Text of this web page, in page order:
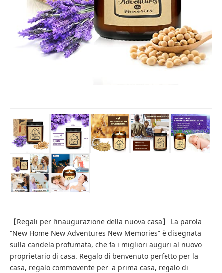
【Regali per l’inaugurazione della nuova casa】 La parola
“New Home New Adventures New Memories” è disegnata
sulla candela profumata, che fa i migliori auguri al nuovo
proprietario di casa. Regalo di benvenuto perfetto per la
casa, regalo commovente per la prima casa, regalo di